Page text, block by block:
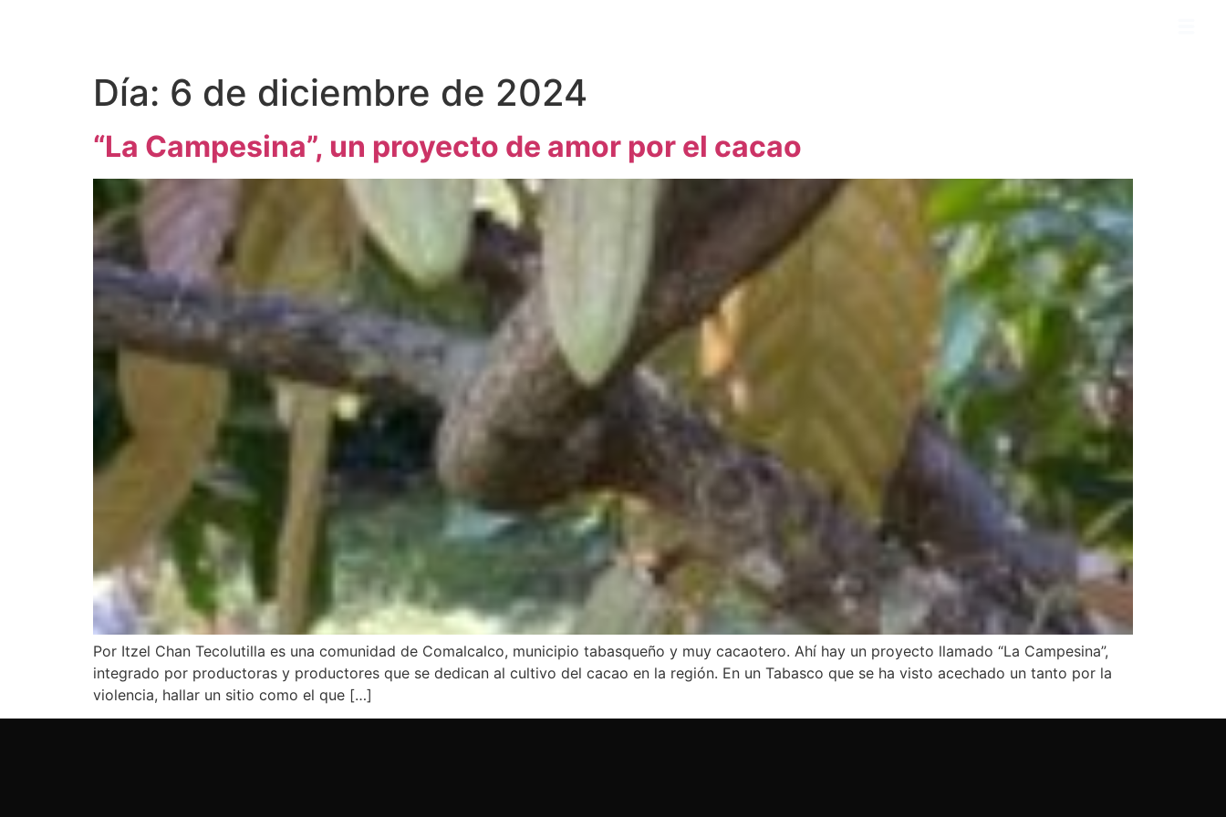
Día: 6 de diciembre de 2024
“La Campesina”, un proyecto de amor por el cacao
Por Itzel Chan Tecolutilla es una comunidad de Comalcalco, municipio tabasqueño y muy cacaotero. Ahí hay un proyecto llamado “La Campesina”,
integrado por productoras y productores que se dedican al cultivo del cacao en la región. En un Tabasco que se ha visto acechado un tanto por la
violencia, hallar un sitio como el que […]